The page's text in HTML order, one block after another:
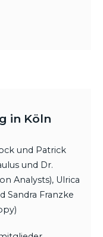
in Köln
und Patrick
und Dr.
Analysts), Ulrica
Sandra Franzke